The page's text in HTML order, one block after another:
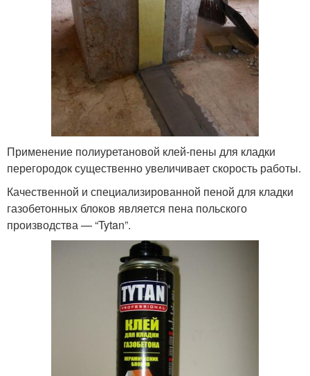
Применение полиуретановой клей-пены для кладки
перегородок существенно увеличивает скорость работы.
Качественной и специализированной пеной для кладки
газобетонных блоков является пена польского
производства — “Tytan”.